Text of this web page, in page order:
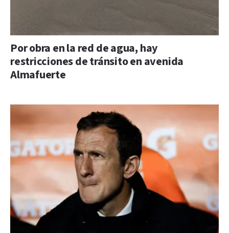
Por obra en la red de agua, hay
restricciones de tránsito en avenida
Almafuerte